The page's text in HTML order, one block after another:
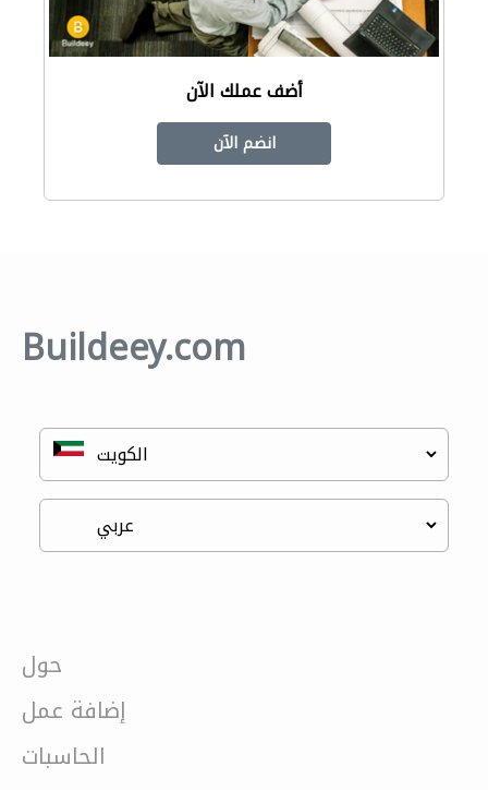
أضف عملك الآن
انضم الآن
Buildeey.com
حول
إضافة عمل
الحاسبات